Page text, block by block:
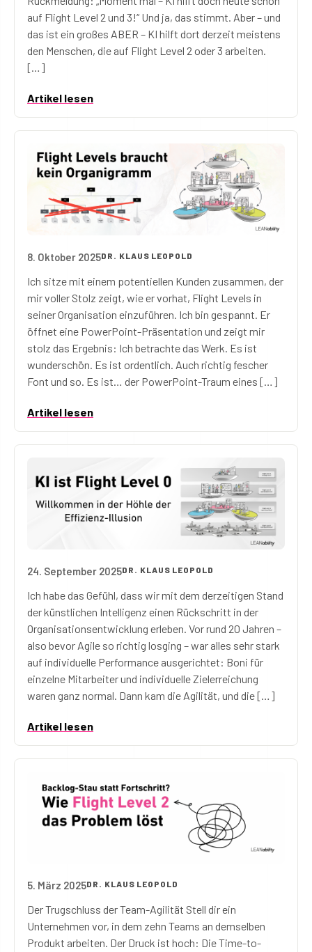
auf Flight Level 2 und 3!“ Und ja, das stimmt. Aber – und
das ist ein großes ABER – KI hilft dort derzeit meistens
den Menschen, die auf Flight Level 2 oder 3 arbeiten.
[…]
Artikel lesen
8. Oktober 2025DR. KLAUS LEOPOLD
Ich sitze mit einem potentiellen Kunden zusammen, der
mir voller Stolz zeigt, wie er vorhat, Flight Levels in
seiner Organisation einzuführen. Ich bin gespannt. Er
öffnet eine PowerPoint-Präsentation und zeigt mir
stolz das Ergebnis: Ich betrachte das Werk. Es ist
wunderschön. Es ist ordentlich. Auch richtig fescher
Font und so. Es ist… der PowerPoint-Traum eines […]
Artikel lesen
24. September 2025DR. KLAUS LEOPOLD
Ich habe das Gefühl, dass wir mit dem derzeitigen Stand
der künstlichen Intelligenz einen Rückschritt in der
Organisationsentwicklung erleben. Vor rund 20 Jahren –
also bevor Agile so richtig losging – war alles sehr stark
auf individuelle Performance ausgerichtet: Boni für
einzelne Mitarbeiter und individuelle Zielerreichung
waren ganz normal. Dann kam die Agilität, und die […]
Artikel lesen
5. März 2025DR. KLAUS LEOPOLD
Der Trugschluss der Team-Agilität Stell dir ein
Unternehmen vor, in dem zehn Teams an demselben
Produkt arbeiten. Der Druck ist hoch: Die Time-to-